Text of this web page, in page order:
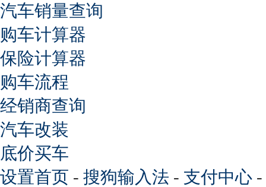
汽车销量查询
购车计算器
保险计算器
购车流程
经销商查询
汽车改装
底价买车
设置首页 - 搜狗输入法 - 支付中心 -